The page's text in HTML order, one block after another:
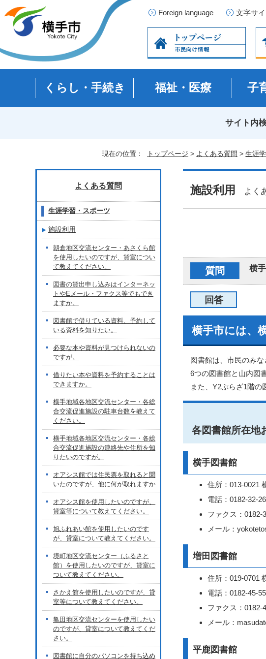
Foreign language 文字サ
くらし・手続き 福祉・医療 子
サイト内
現在の位置： トップページ > よくある質問 > 生涯
施設利用 よく
質問 横
回答
横手市には、
図書館は、市民のみ
6つの図書館と山内図
また、Y2ぷらざ1階の
各図書館所在地
横手図書館
住所：013-0021
電話：0182-32-
ファクス：0182-
メール：
増田図書館
住所：019-0701
電話：0182-45-
ファクス：0182-
メール：
平鹿図書館
よくある質問
生涯学習・スポーツ
施設利用
朝倉地区交流センター・あさくら館
を使用したいのですが、貸室につい
て教えてください。
図書の貸出申し込みはインターネッ
トやEメール・ファクス等でもでき
ますか。
図書館で借りている資料、予約して
いる資料を知りたい。
必要な本や資料が見つけられないの
ですが。
借りたい本や資料を予約することは
できますか。
横手地域各地区交流センター・各総
合交流促進施設の駐車台数を教えて
ください。
横手地域各地区交流センター・各総
合交流促進施設の連絡先や住所を知
りたいのですが。
オアシス館では住民票を取れると聞
いたのですが、他に何が取れますか
オアシス館を使用したいのですが、
貸室等について教えてください。
旭ふれあい館を使用したいのです
が、貸室について教えてください。
境町地区交流センター（ふるさと
館）を使用したいのですが、貸室に
ついて教えてください。
さかえ館を使用したいのですが、貸
室等について教えてください。
亀田地区交流センターを使用したい
のですが、貸室について教えてくだ
さい。
図書館に自分のパソコンを持ち込め